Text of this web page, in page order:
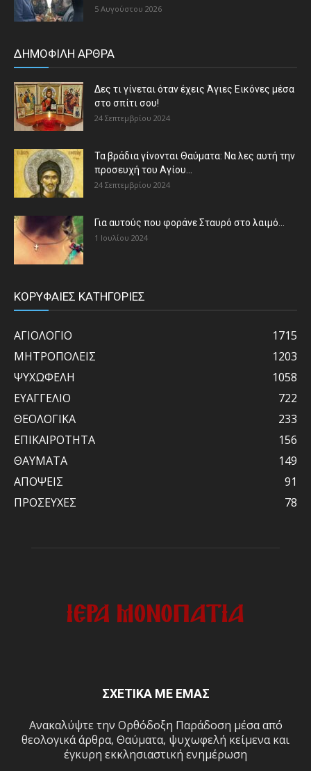
5 Αυγούστου 2026
ΔΗΜΟΦΙΛΗ ΑΡΘΡΑ
Δες τι γίνεται όταν έχεις Άγιες Εικόνες μέσα
στο σπίτι σου!
24 Σεπτεμβρίου 2024
Τα βράδια γίνονται Θαύματα: Να λες αυτή την
προσευχή του Αγίου...
24 Σεπτεμβρίου 2024
Για αυτούς που φοράνε Σταυρό στο λαιμό…
1 Ιουλίου 2024
ΚΟΡΥΦΑΙΕΣ ΚΑΤΗΓΟΡΙΕΣ
ΑΓΙΟΛΟΓΙΟ
1715
ΜΗΤΡΟΠΟΛΕΙΣ
1203
ΨΥΧΩΦΕΛΗ
1058
ΕΥΑΓΓΕΛΙΟ
722
ΘΕΟΛΟΓΙΚΑ
233
ΕΠΙΚΑΙΡΟΤΗΤΑ
156
ΘΑΥΜΑΤΑ
149
ΑΠΟΨΕΙΣ
91
ΠΡΟΣΕΥΧΕΣ
78
ΣΧΕΤΙΚΑ ΜΕ ΕΜΑΣ
Ανακαλύψτε την Ορθόδοξη Παράδοση μέσα από
θεολογικά άρθρα, Θαύματα, ψυχωφελή κείμενα και
έγκυρη εκκλησιαστική ενημέρωση